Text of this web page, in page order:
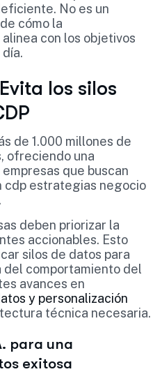
No es un
cómo la
con los objetivos
los silos
de 1.000 millones de
ofreciendo una
que buscan
cdp estrategias negocio
deben priorizar la
accionables. Esto
silos de datos para
del comportamiento del
avances en
y personalización
técnica necesaria.
para una
exitosa